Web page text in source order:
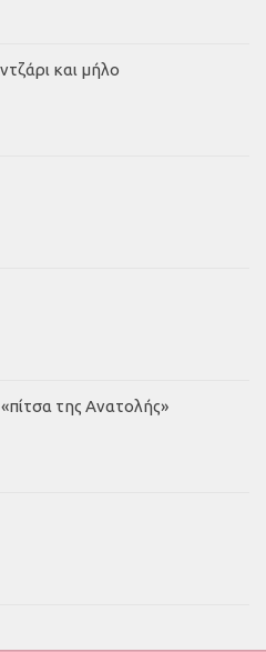
και μήλο
της Ανατολής»